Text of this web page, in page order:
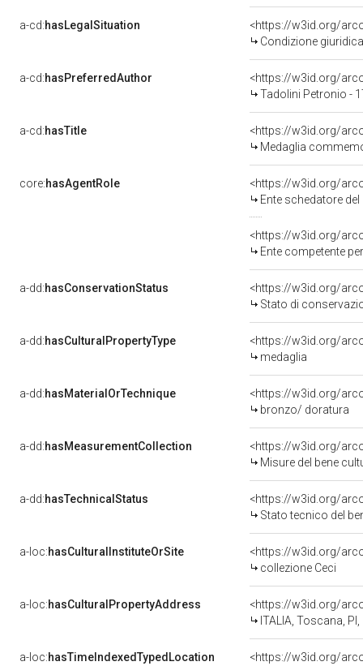
a-cd:hasLegalSituation
<https://w3id.org/
Condizione
a-cd:hasPreferredAuthor
<https://w3id.org/
Tadolini Petronio -
a-cd:hasTitle
<https://w3id.org/
Medaglia
core:hasAgentRole
<https://w3id.org/
Ente schedatore del bene
<https://w3id.org/
Ente competente
a-dd:hasConservationStatus
<https://w3id.org/
Stato di
a-dd:hasCulturalPropertyType
<https://w3id.org/
medaglia
a-dd:hasMaterialOrTechnique
<https://w3id.org/
bronzo/ doratura
a-dd:hasMeasurementCollection
<https://w3id.org/
Misure del bene
a-dd:hasTechnicalStatus
<https://w3id.org/
Stato tecnico del
a-loc:hasCulturalInstituteOrSite
<https://w3id.org/
collezione Ceci
a-loc:hasCulturalPropertyAddress
<https://w3id.org/
ITALIA, Toscana,
a-loc:hasTimeIndexedTypedLocation
<https://w3id.org/